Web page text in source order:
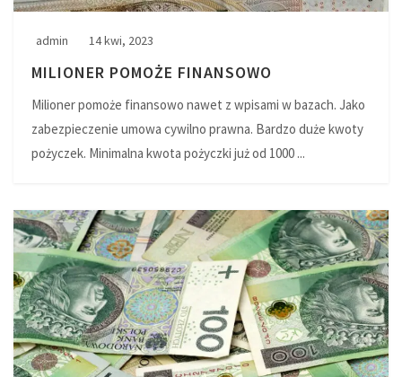
admin 14 kwi, 2023
MILIONER POMOŻE FINANSOWO
Milioner pomoże finansowo nawet z wpisami w bazach. Jako
zabezpieczenie umowa cywilno prawna. Bardzo duże kwoty
pożyczek. Minimalna kwota pożyczki już od 1000 ...